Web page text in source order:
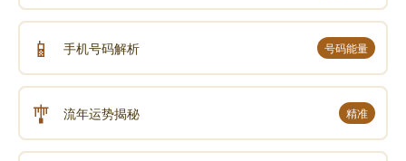
📱 手机号码解析 号码能量
🎐 流年运势揭秘 精准